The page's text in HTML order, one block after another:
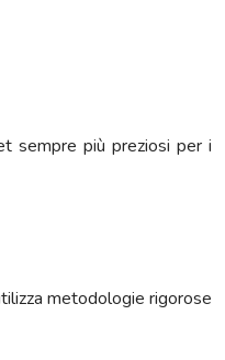
sempre più preziosi per i
metodologie rigorose